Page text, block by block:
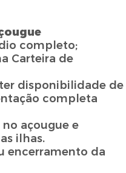
completo;
Carteira de
disponibilidade de
completa
açougue e
ilhas.
encerramento da